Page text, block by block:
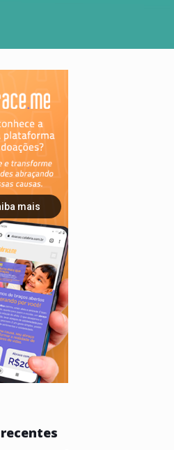
mais